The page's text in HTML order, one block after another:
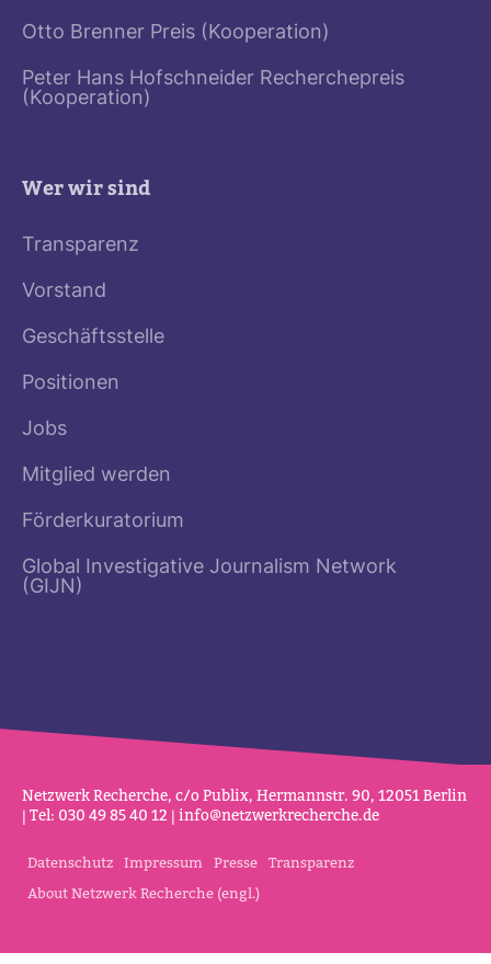
Otto Brenner Preis (Kooperation)
Peter Hans Hofschneider Recherchepreis
(Kooperation)
Wer wir sind
Transparenz
Vorstand
Geschäftsstelle
Positionen
Jobs
Mitglied werden
Förderkuratorium
Global Investigative Journalism Network
(GIJN)
Netz­werk Recherche, c/o Publix, Her­mannstr. 90, 12051 Berlin
| Tel: 030 49 85 40 12 | info@netz­werk­re­cherche.de
Datenschutz Impressum Presse Transparenz
About Netzwerk Recherche (engl.)